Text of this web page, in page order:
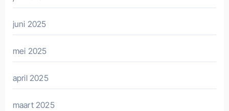
juni 2025
mei 2025
april 2025
maart 2025